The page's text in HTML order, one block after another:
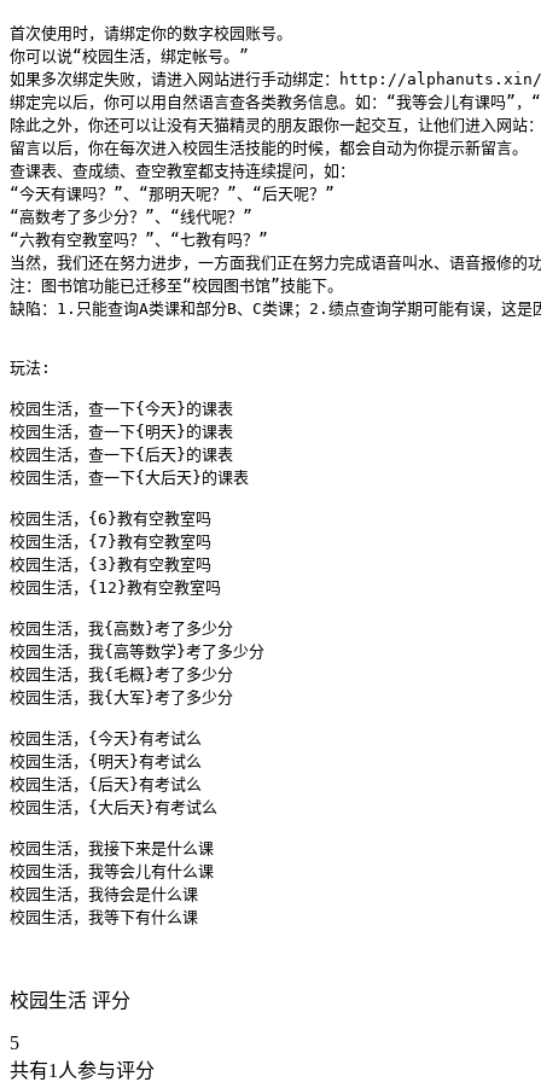
首次使用时，请绑定你的数字校园账号。
你可以说“校园生活，绑定帐号。”
如果多次绑定失败，请进入网站进行手动绑定：http://alphanuts.xin/
绑定完以后，你可以用自然语言查各类教务信息。如：“我等会儿有课吗”
除此之外，你还可以让没有天猫精灵的朋友跟你一起交互，让他们进
留言以后，你在每次进入校园生活技能的时候，都会自动为你提示新留言。
查课表、查成绩、查空教室都支持连续提问，如：
“今天有课吗？”、“那明天呢？”、“后天呢？”
“高数考了多少分？”、“线代呢？”
“六教有空教室吗？”、“七教有吗？”
当然，我们还在努力进步，一方面我们正在努力完成语音叫水、语音报修
注：图书馆功能已迁移至“校园图书馆”技能下。
缺陷：1.只能查询A类课和部分B、C类课；2.绩点查询学期可能有误，这是
玩法:
校园生活，查一下{今天}的课表
校园生活，查一下{明天}的课表
校园生活，查一下{后天}的课表
校园生活，查一下{大后天}的课表
校园生活，{6}教有空教室吗
校园生活，{7}教有空教室吗
校园生活，{3}教有空教室吗
校园生活，{12}教有空教室吗
校园生活，我{高数}考了多少分
校园生活，我{高等数学}考了多少分
校园生活，我{毛概}考了多少分
校园生活，我{大军}考了多少分
校园生活，{今天}有考试么
校园生活，{明天}有考试么
校园生活，{后天}有考试么
校园生活，{大后天}有考试么
校园生活，我接下来是什么课
校园生活，我等会儿有什么课
校园生活，我待会是什么课
校园生活，我等下有什么课
校园生活 评分
5
共有1人参与评分